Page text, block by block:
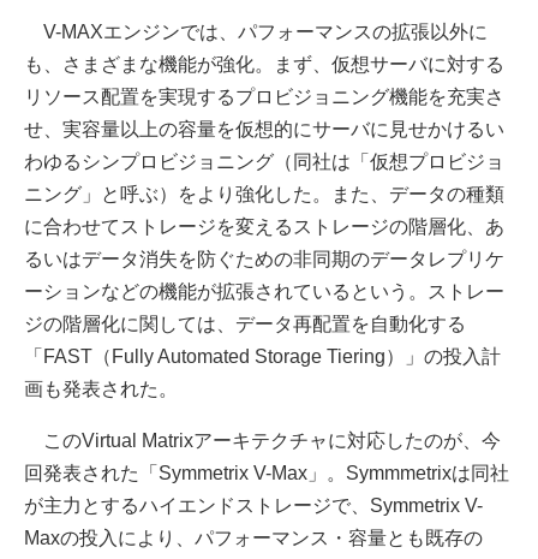
V-MAXエンジンでは、パフォーマンスの拡張以外に
も、さまざまな機能が強化。まず、仮想サーバに対する
リソース配置を実現するプロビジョニング機能を充実さ
せ、実容量以上の容量を仮想的にサーバに見せかけるい
わゆるシンプロビジョニング（同社は「仮想プロビジョ
ニング」と呼ぶ）をより強化した。また、データの種類
に合わせてストレージを変えるストレージの階層化、あ
るいはデータ消失を防ぐための非同期のデータレプリケ
ーションなどの機能が拡張されているという。ストレー
ジの階層化に関しては、データ再配置を自動化する
「FAST（Fully Automated Storage Tiering）」の投入計
画も発表された。
このVirtual Matrixアーキテクチャに対応したのが、今
回発表された「Symmetrix V-Max」。Symmmetrixは同社
が主力とするハイエンドストレージで、Symmetrix V-
Maxの投入により、パフォーマンス・容量とも既存の